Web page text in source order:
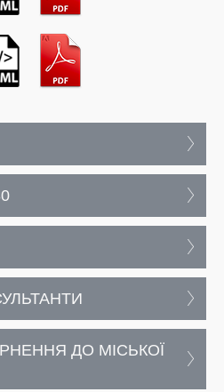
ДО МІСЬКОЇ